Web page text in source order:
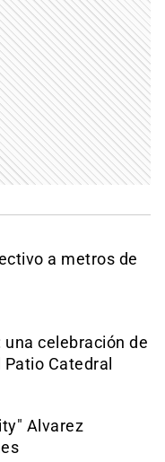
a metros de
una celebración de
Catedral
Alvarez